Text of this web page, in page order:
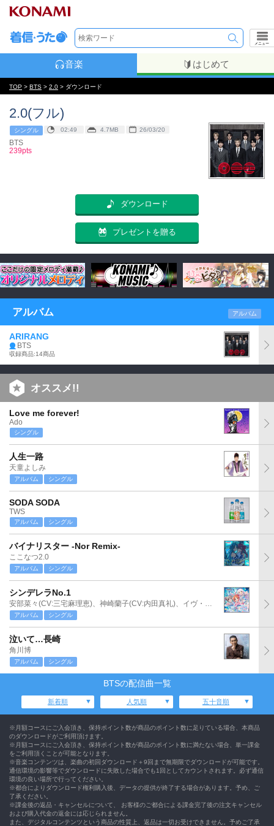
メニュー
音楽 はじめて
TOP > BTS > 2.0 > ダウンロード
2.0(フル)
シングル 02:49 4.7MB 26/03/20
BTS
239pts
ダウンロード
プレゼントを贈る
アルバム アルバム
ARIRANG
BTS
収録商品:14商品
オススメ!!
Love me forever!
Ado
シングル
人生一路
天童よしみ
アルバム シングル
SODA SODA
TWS
アルバム シングル
バイナリスター -Nor Remix-
ここなつ2.0
アルバム シングル
シンデレラNo.1
安部菜々(CV:三宅麻理恵)、神崎蘭子(CV:内田真礼)、イヴ・サンタクロース(CV:松永あかね)
アルバム シングル
泣いて…長崎
角川博
アルバム シングル
BTSの配信曲一覧
新着順 人気順 五十音順
※月額コースにご入会頂き、保持ポイント数が商品のポイント数に足りている場合、本商品
のダウンロードがご利用頂けます。
※月額コースにご入会頂き、保持ポイント数が商品のポイント数に満たない場合、単一課金
をご利用頂くことが可能となります。
※音楽コンテンツは、楽曲の初回ダウンロード＋9回まで無期限でダウンロードが可能です。
通信環境の影響等でダウンロードに失敗した場合でも1回としてカウントされます。必ず通信
環境の良い場所で行ってください。
※都合によりダウンロード権利購入後、データの提供が終了する場合があります。予め、ご
了承ください。
※課金後の返品・キャンセルについて、 お客様のご都合による課金完了後の注文キャンセル
および購入代金の返金には応じられません。
また、デジタルコンテンツという商品の性質上、返品は一切お受けできません。予めご了承